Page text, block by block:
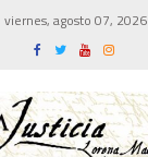
viernes, agosto 07, 2026